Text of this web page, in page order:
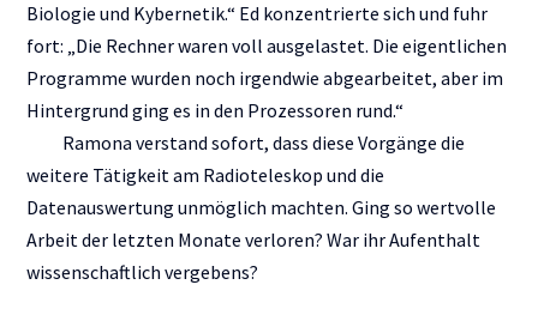
Biologie und Kybernetik.“ Ed konzentrierte sich und fuhr
fort: „Die Rechner waren voll ausgelastet. Die eigentlichen
Programme wurden noch irgendwie abgearbeitet, aber im
Hintergrund ging es in den Prozessoren rund.“
Ramona verstand sofort, dass diese Vorgänge die
weitere Tätigkeit am Radioteleskop und die
Datenauswertung unmöglich machten. Ging so wertvolle
Arbeit der letzten Monate verloren? War ihr Aufenthalt
wissenschaftlich vergebens?